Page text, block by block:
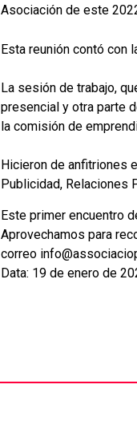
Asociación de este
Esta reunión contó con
La sesión de trabajo,
presencial y otra parte
la comisión de
Hicieron de anfitriones
Publicidad, Relaciones
Este primer encuentro
Aprovechamos para
correo
Data: 19 de enero de